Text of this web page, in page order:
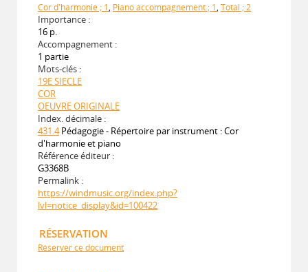
Cor d'harmonie ; 1, Piano accompagnement ; 1, Total ; 2
Importance :
16 p.
Accompagnement :
1 partie
Mots-clés :
19E SIECLE
COR
OEUVRE ORIGINALE
Index. décimale :
431.4 Pédagogie - Répertoire par instrument : Cor
d'harmonie et piano
Référence éditeur :
G3368B
Permalink :
https://windmusic.org/index.php?
lvl=notice_display&id=100422
RÉSERVATION
Réserver ce document